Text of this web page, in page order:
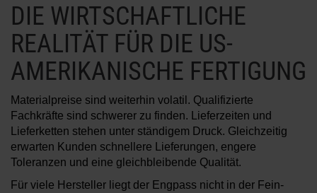
DIE WIRTSCHAFTLICHE
REALITÄT FÜR DIE US-
AMERIKANISCHE FERTIGUNG
Materialpreise sind weiterhin volatil. Qualifizierte
Fachkräfte sind schwerer zu finden. Lieferzeiten und
Lieferketten stehen unter ständigem Druck. Gleichzeitig
erwarten Kunden schnellere Lieferungen, engere
Toleranzen und eine gleichbleibende Qualität.
Für viele Hersteller liegt der Engpass nicht in der Fein-